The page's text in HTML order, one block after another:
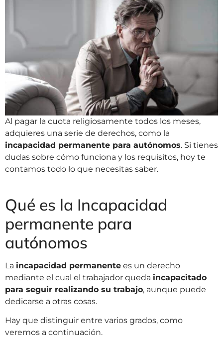
Al pagar la cuota religiosamente todos los meses,
adquieres una serie de derechos, como la
incapacidad permanente para autónomos. Si tienes
dudas sobre cómo funciona y los requisitos, hoy te
contamos todo lo que necesitas saber.
Qué es la Incapacidad
permanente para
autónomos
La incapacidad permanente es un derecho
mediante el cual el trabajador queda incapacitado
para seguir realizando su trabajo, aunque puede
dedicarse a otras cosas.
Hay que distinguir entre varios grados, como
veremos a continuación.